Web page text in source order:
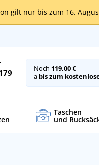
gilt nur bis zum 16.
Noch 119,00 €
a bis zum
Taschen
und